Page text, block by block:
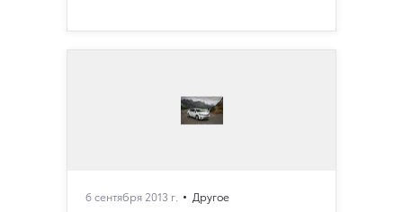
6 сентября 2013 г. Другое